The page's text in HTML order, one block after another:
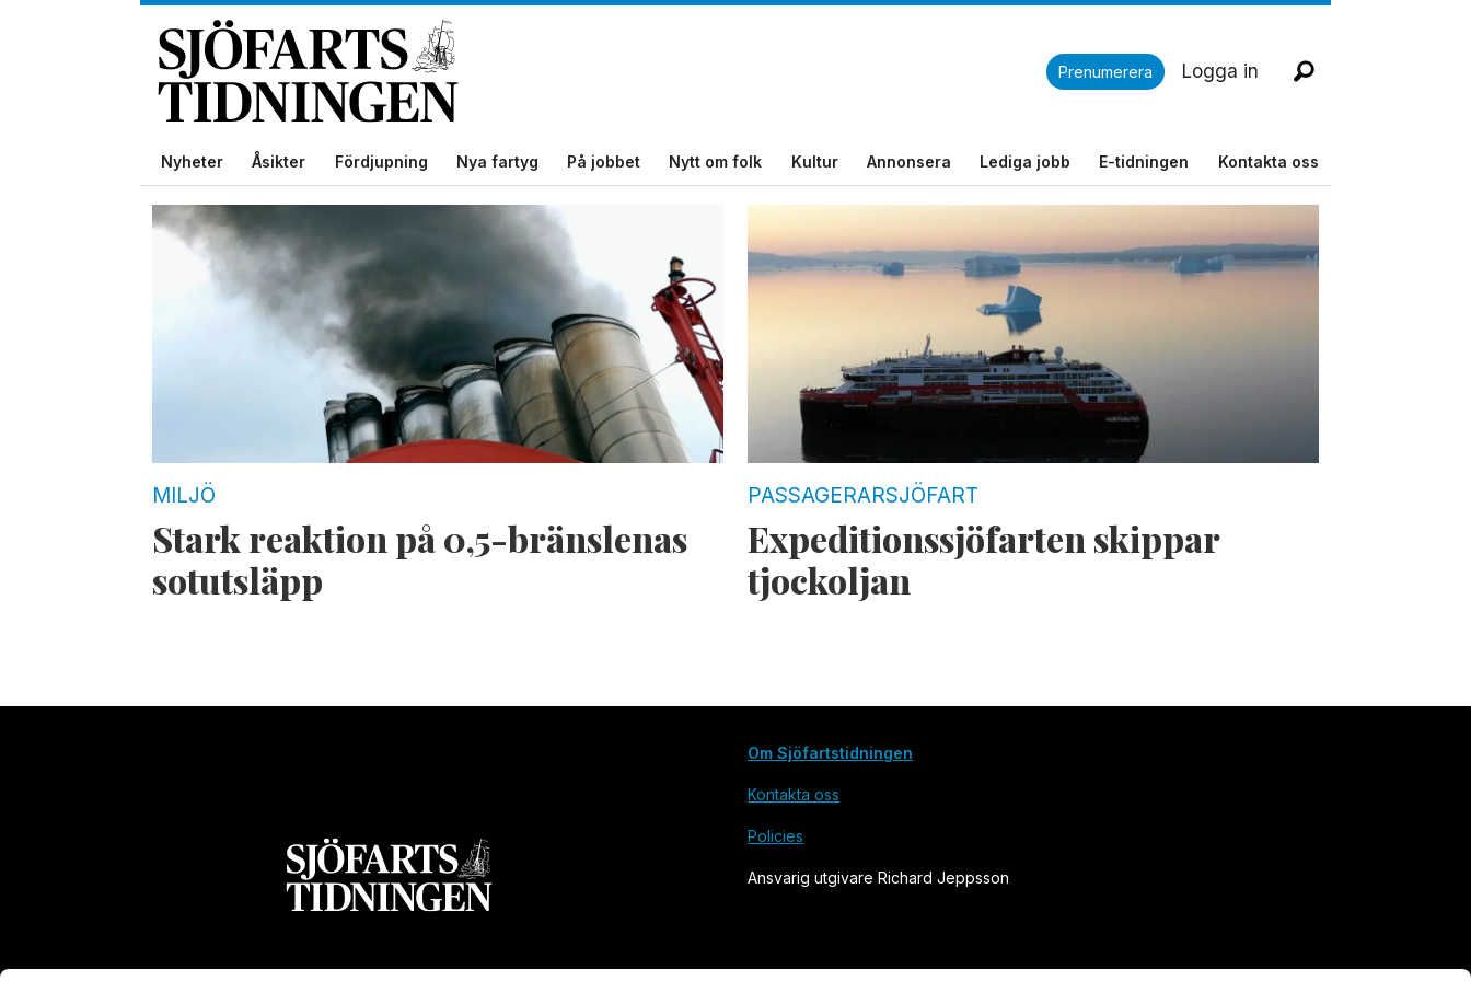
Prenumerera Logga in
Nyheter Åsikter Fördjupning Nya fartyg På jobbet Nytt om folk Kultur Annonsera Lediga jobb E-tidningen Kontakta oss
MILJÖ
Stark reaktion på 0,5-bränslenas
sotutsläpp
PASSAGERARSJÖFART
Expeditionssjöfarten skippar
tjockoljan
Om Sjöfartstidningen
Kontakta oss
Policies
Ansvarig utgivare Richard Jeppsson